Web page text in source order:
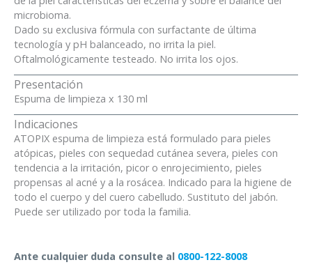
microbioma.
Dado su exclusiva fórmula con surfactante de última
tecnología y pH balanceado, no irrita la piel.
Oftalmológicamente testeado. No irrita los ojos.
Presentación
Espuma de limpieza x 130 ml
Indicaciones
ATOPIX espuma de limpieza está formulado para pieles
atópicas, pieles con sequedad cutánea severa, pieles con
tendencia a la irritación, picor o enrojecimiento, pieles
propensas al acné y a la rosácea. Indicado para la higiene de
todo el cuerpo y del cuero cabelludo. Sustituto del jabón.
Puede ser utilizado por toda la familia.
Ante cualquier duda consulte al 0800-122-8008